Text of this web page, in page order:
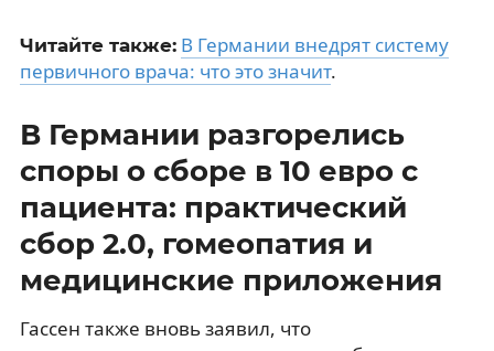
Читайте также: В Германии внедрят систему
первичного врача: что это значит.
В Германии разгорелись
споры о сборе в 10 евро с
пациента: практический
сбор 2.0, гомеопатия и
медицинские приложения
Гассен также вновь заявил, что